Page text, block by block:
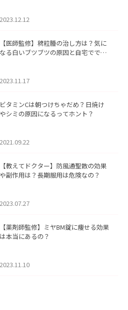
2023.12.12
【医師監修】稗粒腫の治し方は？気に
なる白いブツブツの原因と自宅ででき
2023.11.17
ビタミンCは朝つけちゃだめ？日焼け
やシミの原因になるってホント？
2021.09.22
【教えてドクター】防風通聖散の効果
や副作用は？長期服用は危険なの？
2023.07.27
【薬剤師監修】ミヤBM錠に痩せる効果
は本当にあるの？
2023.11.10